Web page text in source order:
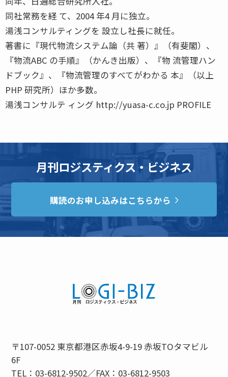
同社常務を経 て、2004 年4 月に独立。
湯浅コンサルティングを 設立し社長に就任。
著書に『現代物流システム論（共 著）』（有斐閣）、
『物流ABC の手順』（かんき出版）、『物 流管理ハン
ドブック』、『物流管理のすべてがわかる 本』（以上
PHP 研究所）ほか多数。
湯浅コンサルテ ィング http://yuasa-c.co.jp PROFILE
月刊ロジスティクス・ビジネス
購読のお申し込みはこちらから
〒107-0052 東京都港区赤坂4-9-19 赤坂TOタマビル
6F
TEL：03-6812-9502／FAX：03-6812-9503